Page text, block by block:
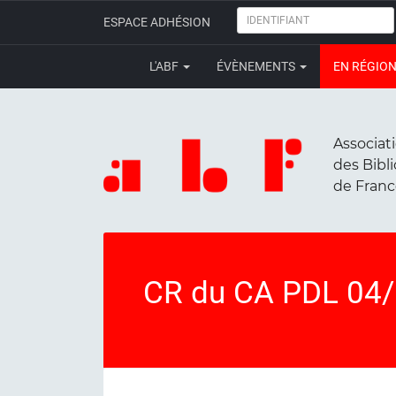
ESPACE ADHÉSION IDENTIFIANT
L'ABF ÉVÈNEMENTS EN RÉGION
des
de
CR du CA PDL